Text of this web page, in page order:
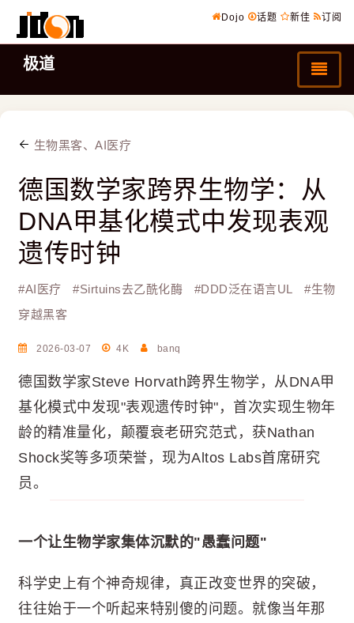
Dojo 话题 新佳 订阅
极道
生物黑客、AI医疗
​​​​​​​德国数学家跨界生物学：从
DNA甲基化模式中发现表观
遗传时钟
#AI医疗 #Sirtuins去乙酰化酶 #DDD泛在语言UL #生物
穿越黑客
2026-03-07 4K banq
德国数学家Steve Horvath跨界生物学，从DNA甲
基化模式中发现"表观遗传时钟"，首次实现生物年
龄的精准量化，颠覆衰老研究范式，获Nathan
Shock奖等多项荣誉，现为Altos Labs首席研究
员。
一个让生物学家集体沉默的"愚蠢问题"
科学史上有个神奇规律，真正改变世界的突破，
往往始于一个听起来特别傻的问题。就像当年那